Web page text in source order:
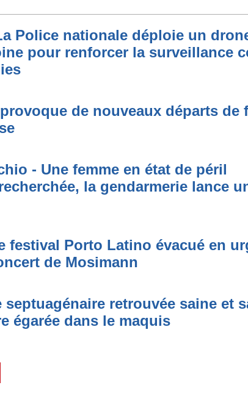
Police nationale déploie un
pour renforcer la surveillance
de nouveaux départs de
- Une femme en état de péril
la gendarmerie lance
festival Porto Latino évacué en
de Mosimann
septuagénaire retrouvée saine et
égarée dans le maquis